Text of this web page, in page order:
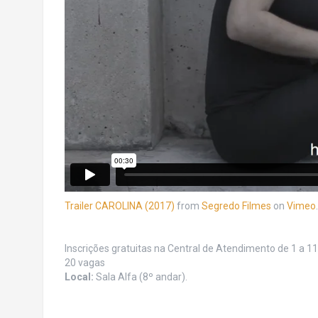
Trailer CAROLINA (2017) from Segredo Filmes on Vimeo
Inscrições gratuitas na Central de Atendimento de 1 a
20 vagas
Local: Sala Alfa (8º andar).